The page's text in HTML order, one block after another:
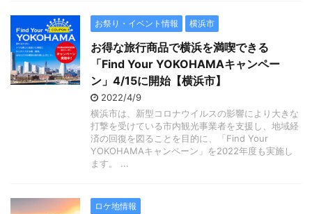
お祭り・イベント情報 横浜市
お得な旅行商品で横浜を満喫できる
「Find Your YOKOHAMAキャンペー
ン」4/15に開始【横浜市】
2022/4/9
横浜市は、新型コロナウイルスの影響により大きな
打撃を受けている市内観光事業者を支援し、地域経
済の回復を図ることを目的に、「Find Your
YOKOHAMAキャンペーン」を2022年度も実施し
ます。 ...
ロケ地情報